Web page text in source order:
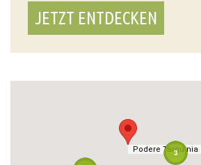
JETZT ENTDECKEN
Podere Tarquinia
3
Podere Tarquinia